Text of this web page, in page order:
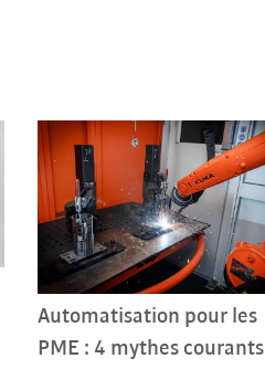
Automatisation pour les
PME : 4 mythes courants